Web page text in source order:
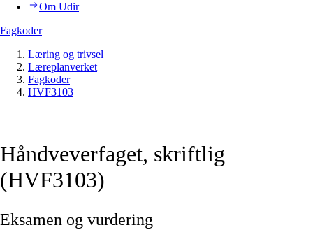
Om Udir
Fagkoder
Læring og trivsel
Læreplanverket
Fagkoder
HVF3103
Håndveverfaget, skriftlig
(HVF3103)
Eksamen og vurdering